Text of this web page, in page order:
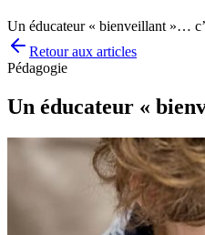
Un éducateur « bienveillant »…
Retour aux articles
Pédagogie
Un éducateur «